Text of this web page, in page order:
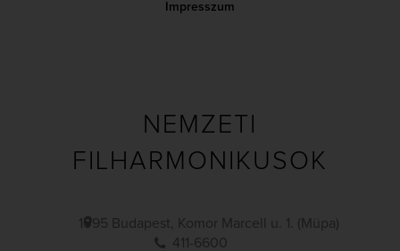
Impresszum
NEMZETI
FILHARMONIKUSOK
1095 Budapest, Komor Marcell u. 1. (Müpa)
411-6600